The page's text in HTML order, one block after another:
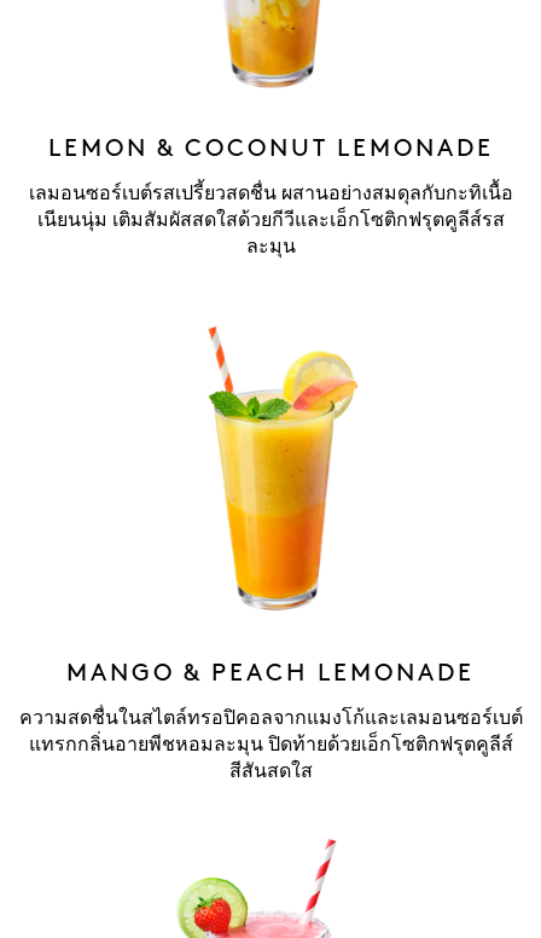
LEMON & COCONUT LEMONADE
เลมอนซอร์เบต์รสเปรี้ยวสดชื่น ผสานอย่างสมดุลกับกะทิเนื้อ
เนียนนุ่ม เติมสัมผัสสดใสด้วยกีวีและเอ็กโซติกฟรุตคูลีส์รส
ละมุน
MANGO & PEACH LEMONADE
ความสดชื่นในสไตล์ทรอปิคอลจากแมงโก้และเลมอนซอร์เบต์
แทรกกลิ่นอายพีชหอมละมุน ปิดท้ายด้วยเอ็กโซติกฟรุตคูลีส์
สีสันสดใส